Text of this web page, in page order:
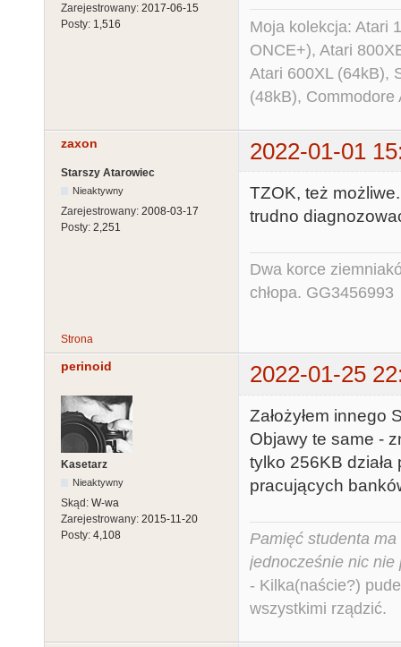
Zarejestrowany: 2017-06-15
Posty: 1,516
Moja kolekcja: Atari
ONCE+), Atari
Atari 600XL (64kB),
(48kB),
zaxon 2022-01-01
Starszy Atarowiec
Nieaktywny
Zarejestrowany: 2008-03-17
Posty: 2,251
TZOK, też
trudno
Dwa korce
chłopa. GG3456993
Strona
perinoid 2022-01-25
Kasetarz
Nieaktywny
Skąd: W-wa
Zarejestrowany: 2015-11-20
Posty: 4,108
Założyłem innego
Objawy te same -
tylko 256KB
pracujących
Pamięć studenta
jednocześnie nic nie
- Kilka(naście?)
wszystkimi rządzić.